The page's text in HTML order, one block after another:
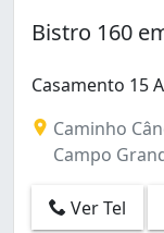
Bistro 160
Casamento 15
Caminho
Campo
Ver Tel